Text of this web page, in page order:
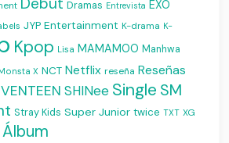
Dramas Entrevista EXO
JYP Entertainment K-drama K-
Kpop Lisa MAMAMOO Manhwa
X NCT Netflix reseña Reseñas
SHINee Single SM
Stray Kids Super Junior twice TXT XG
Álbum